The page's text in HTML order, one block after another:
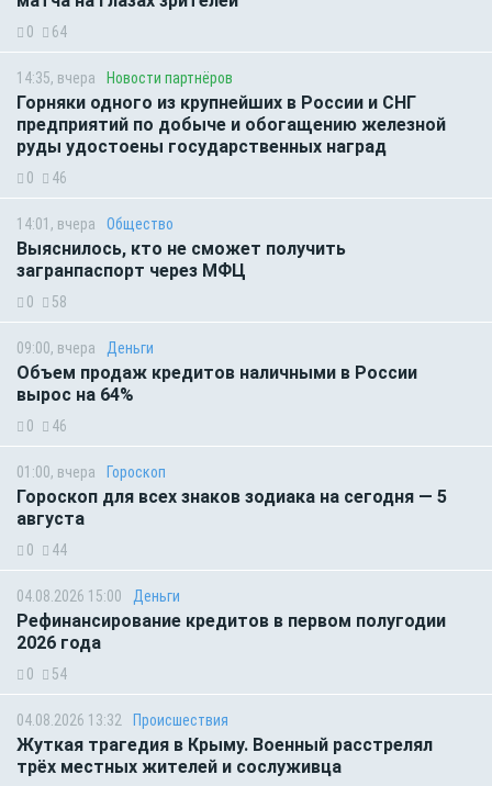
0 64
14:35, вчера Новости партнёров
Горняки одного из крупнейших в России и СНГ
предприятий по добыче и обогащению железной
руды удостоены государственных наград
0 46
14:01, вчера Общество
Выяснилось, кто не сможет получить
загранпаспорт через МФЦ
0 58
09:00, вчера Деньги
Объем продаж кредитов наличными в России
вырос на 64%
0 46
01:00, вчера Гороскоп
Гороскоп для всех знаков зодиака на сегодня — 5
августа
0 44
04.08.2026 15:00 Деньги
Рефинансирование кредитов в первом полугодии
2026 года
0 54
04.08.2026 13:32 Происшествия
Жуткая трагедия в Крыму. Военный расстрелял
трёх местных жителей и сослуживца